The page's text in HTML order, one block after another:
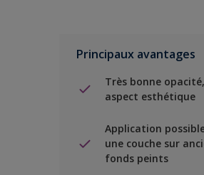
Principaux avantages
Très bonne
aspect esthétique
Application
une couche sur
fonds peints